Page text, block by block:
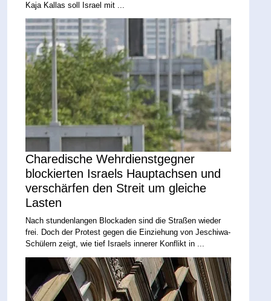
Kaja Kallas soll Israel mit ...
Charedische Wehrdienstgegner
blockierten Israels Hauptachsen und
verschärfen den Streit um gleiche
Lasten
Nach stundenlangen Blockaden sind die Straßen wieder
frei. Doch der Protest gegen die Einziehung von Jeschiwa-
Schülern zeigt, wie tief Israels innerer Konflikt in ...